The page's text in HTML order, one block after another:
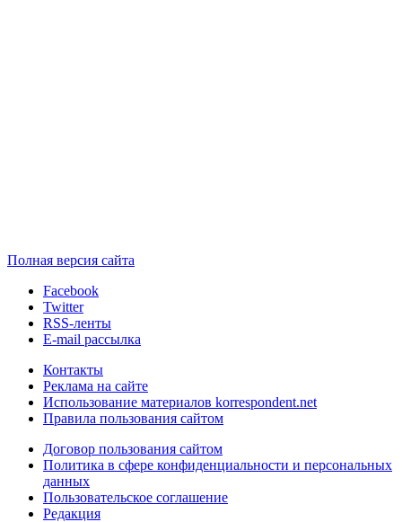
Полная версия сайта
Facebook
Twitter
RSS-ленты
E-mail рассылка
Контакты
Реклама на сайте
Использование материалов korrespondent.net
Правила пользования сайтом
Договор пользования сайтом
Политика в сфере конфиденциальности и персональных
данных
Пользовательское соглашение
Редакция